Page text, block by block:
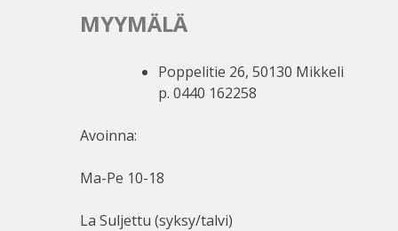
MYYMÄLÄ
Poppelitie 26, 50130 Mikkeli
p. 0440 162258
Avoinna:
Ma-Pe 10-18
La Suljettu (syksy/talvi)